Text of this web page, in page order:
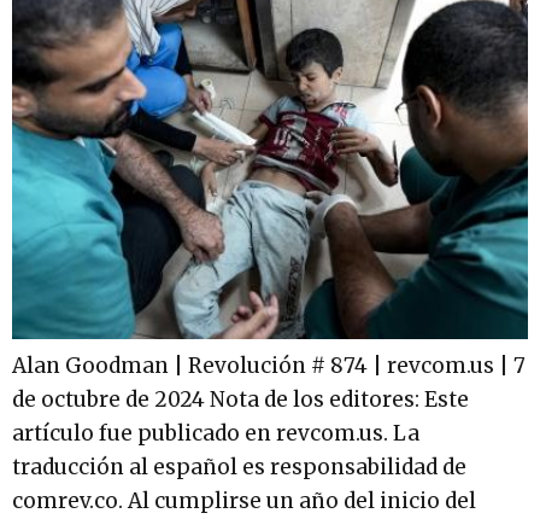
Alan Goodman | Revolución # 874 | revcom.us | 7
de octubre de 2024 Nota de los editores: Este
artículo fue publicado en revcom.us. La
traducción al español es responsabilidad de
comrev.co. Al cumplirse un año del inicio del